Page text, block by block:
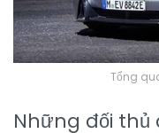
Tổng
Những đối thủ